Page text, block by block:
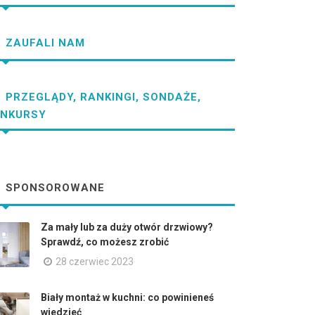
ZAUFALI NAM
PRZEGLĄDY, RANKINGI, SONDAŻE,
SPONSOROWANE
Za mały lub za duży otwór drzwiowy?
Sprawdź, co możesz zrobić
28 czerwiec 2023
Biały montaż w kuchni: co powinieneś
wiedzieć